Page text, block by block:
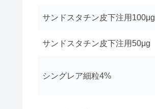
サンドスタチン皮下注用100μg
サンドスタチン皮下注用50μg
シングレア細粒4%